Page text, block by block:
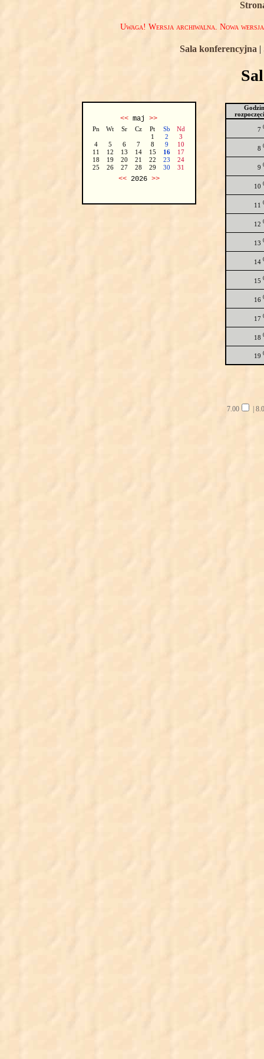
Uwaga! Wersja archiwalna. Nowa
Sala konferencyjna |
<< maj >>
Pn Wt Sr Cz Pt Sb
Nd
1
2
3
4
5 6 7 8 9
10
11
12 13 14 15 16
17
18
19 20 21 22 23
24
25
26 27 28 29 30 31
<<2026 >>
7
8
9
10
11
12
13
14
15
16
17
18
19
7.00